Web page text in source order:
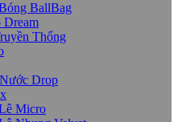
BallBag
Dream
Thống
Drop
Micro